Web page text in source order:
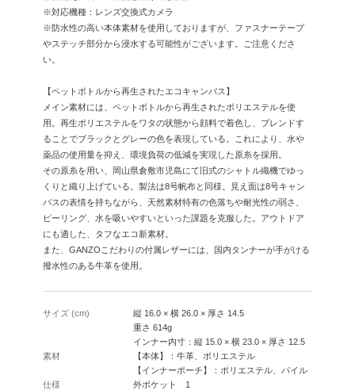
※対応機種：レンズ交換式カメラ
※防水性の高い本体素材を使用しておりますが、ファスナーテープ
やステッチ部分から浸水する可能性がございます。ご注意くださ
い。
【ペットボトルから再生されたエコキャンバス】
メイン素材には、ペットボトルから再生されたポリエステルを使
用。再生ポリエステルをワタの状態から顔料で着色し、ブレンドす
ることでブラックとグレーの色を表現している。これにより、水や
薬品の使用量を抑え、環境負荷の低減を実現した原糸を採用。
その原糸を用い、岡山県倉敷市児島にて旧式のシャトル織機でゆっ
くりと織り上げている。製法は8号帆布と同様。見え面は8号キャン
バスの表情を持ちながら、天然素材特有の色落ちや耐光性の弱さ、
ピーリング、水を吸いやすいといった課題を克服した。アウトドア
にも適した、タフなエコ新素材。
また、GANZOこだわりの付属レザーには、国内タンナーが手がける
撥水性のある牛革を使用。
サイズ (cm)
縦 16.0 × 横 26.0 × 厚さ 14.5
重さ 614g
インナー内寸：縦 15.0 × 横 23.0 × 厚さ 12.5
素材
【本体】：牛革、ポリエステル
【インナーポーチ】：ポリエステル、パイル
仕様
外ポケット 1